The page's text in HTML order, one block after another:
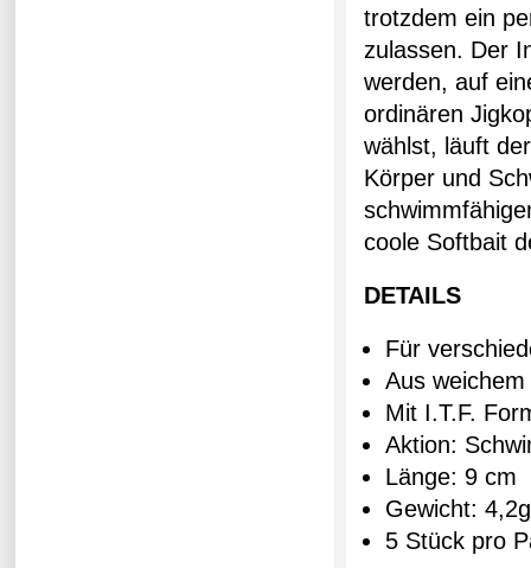
trotzdem ein
zulassen. Der
werden, auf
ordinären
wählst, läuft
Körper und
coole Softbait
DETAILS
Für
Aus
Mit I.T.F.
Aktion:
Länge: 9 cm
Gewicht:
5 Stück pro